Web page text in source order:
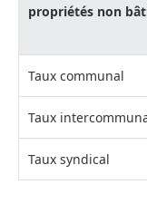
propriétés non
Taux communal
Taux
Taux syndical